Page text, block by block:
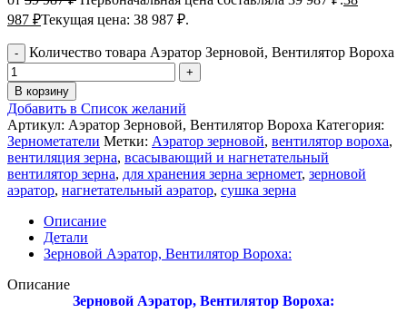
987 ₽Текущая цена: 38 987 ₽.
Количество товара Аэратор Зерновой, Вентилятор Вороха
В корзину
Добавить в Список желаний
Артикул: Аэратор Зерновой, Вентилятор Вороха Категория:
Зернометатели Метки: Аэратор зерновой, вентилятор вороха,
вентиляция зерна, всасывающий и нагнетательный
вентилятор зерна, для хранения зерна зерномет, зерновой
аэратор, нагнетательный аэратор, сушка зерна
Описание
Детали
Зерновой Аэратор, Вентилятор Вороха:
Описание
Зерновой Аэратор, Вентилятор Вороха: